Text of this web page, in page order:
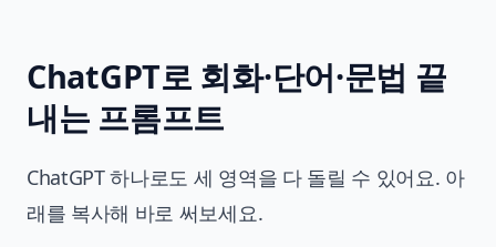
ChatGPT로 회화·단어·문법 끝
내는 프롬프트
ChatGPT 하나로도 세 영역을 다 돌릴 수 있어요. 아
래를 복사해 바로 써보세요.